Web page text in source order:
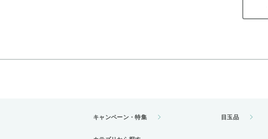
キャンペーン・特集 目玉品